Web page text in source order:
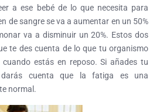
a ese bebé de lo que necesita para
de sangre se va a aumentar en un 50%
va a disminuir un 20%. Estos dos
te des cuenta de lo que tu organismo
estás en reposo. Si añades tu
cuenta que la fatiga es una
normal.